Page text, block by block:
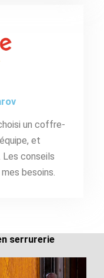
un coffre-
et
Les conseils
besoins.
serrurerie